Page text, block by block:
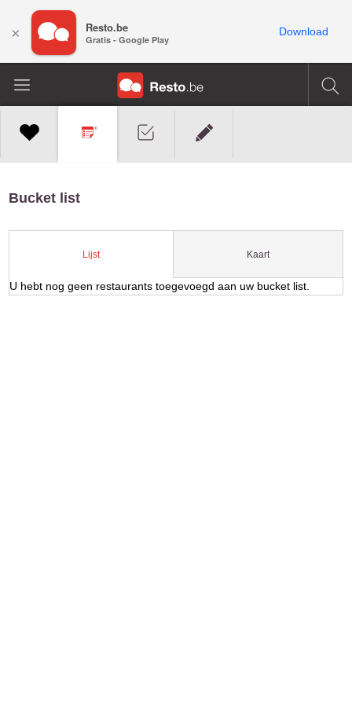
Bucket list
Lijst Kaart
U hebt nog geen restaurants toegevoegd aan uw bucket list.
× Resto.be
Gratis - Google Play
Download